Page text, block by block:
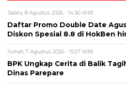
Sabtu, 8 Agustus 2026 - 14:50 WIB
Daftar Promo Double Date
Diskon Spesial 8.8 di HokBen
Jumat, 7 Agustus 2026 - 15:27 WIB
BPK Ungkap Cerita di Balik
Dinas Parepare